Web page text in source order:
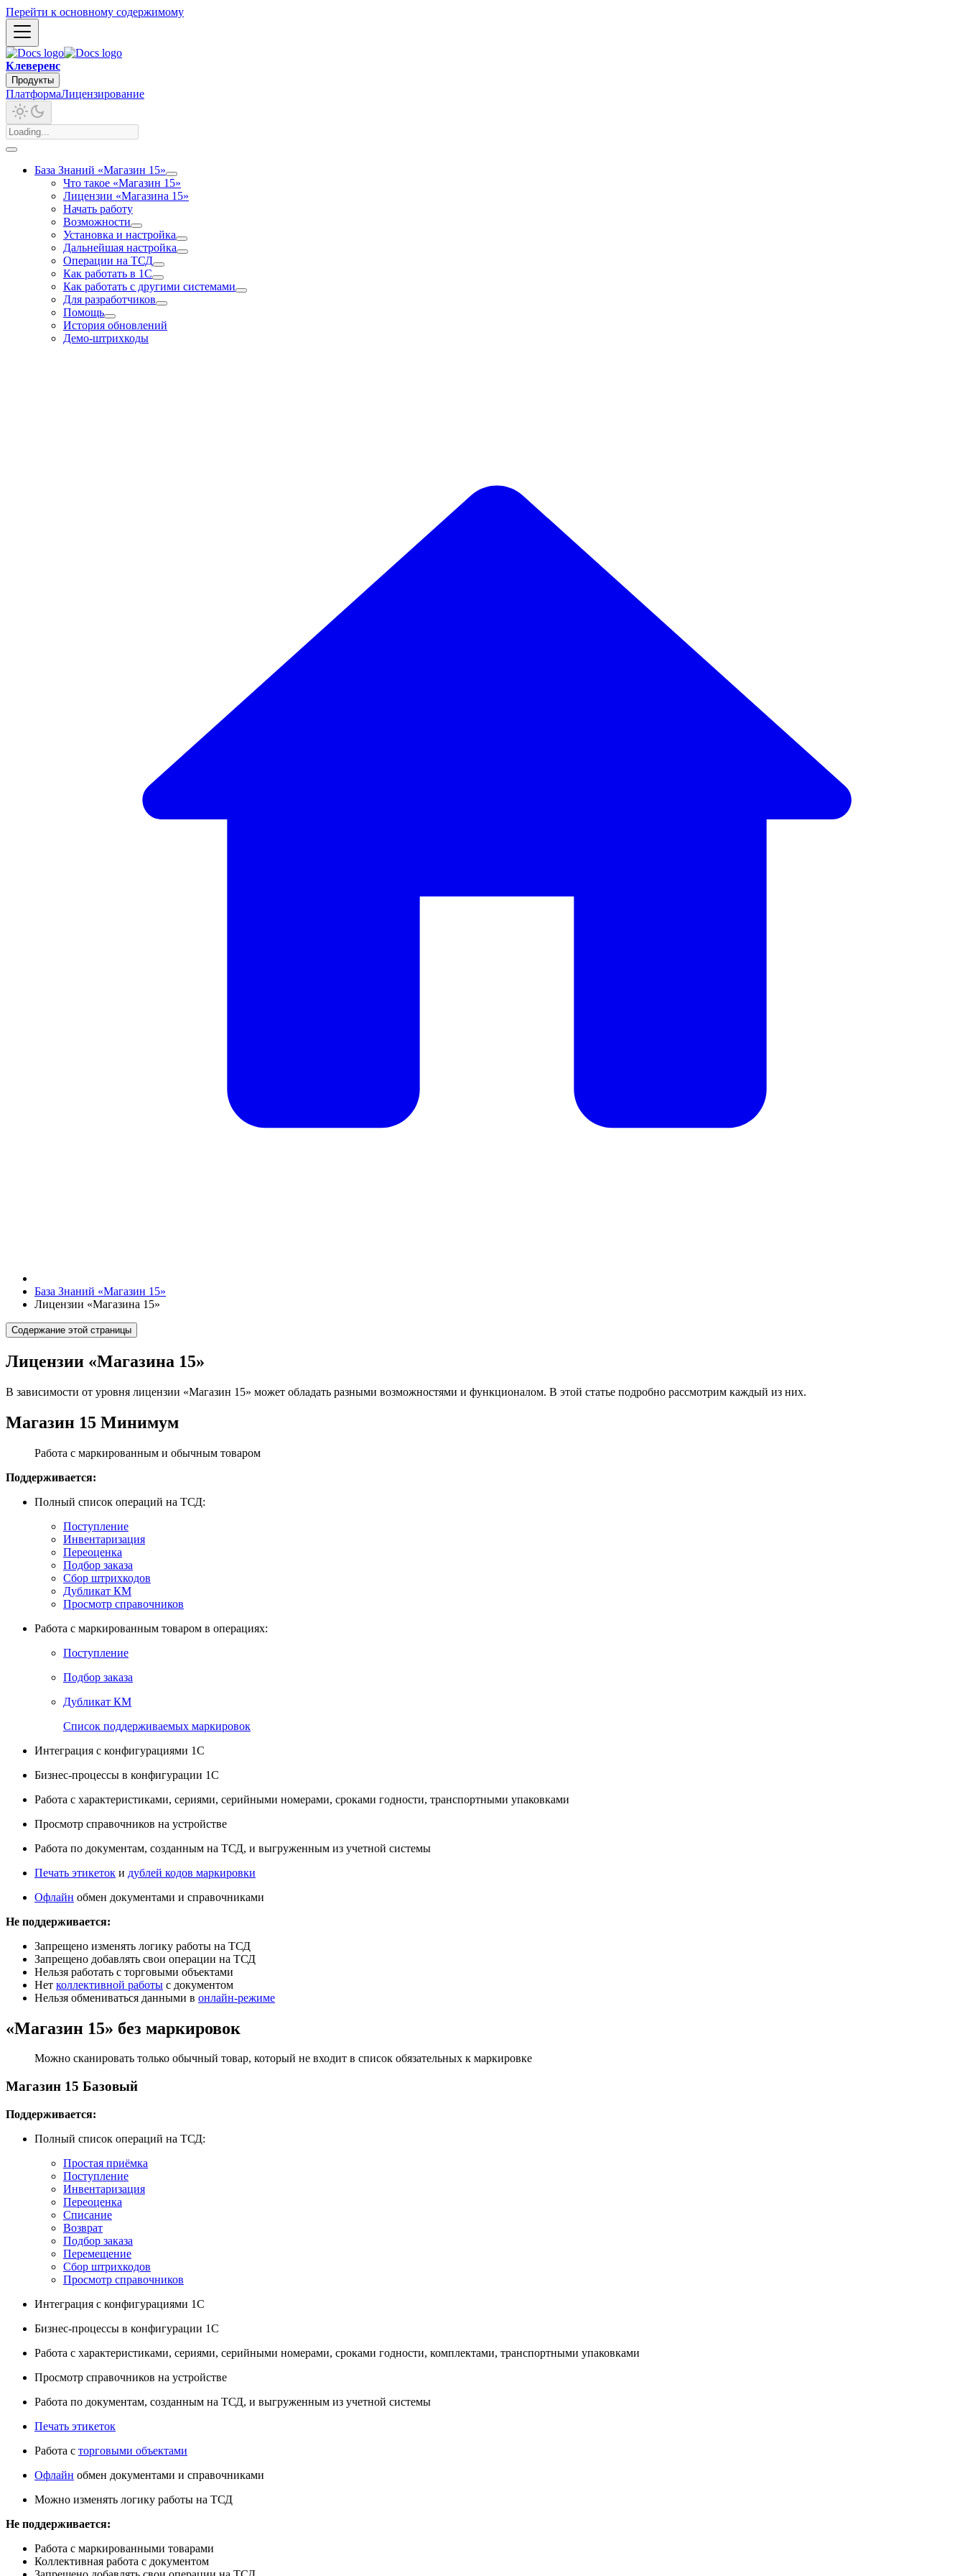
Перейти к основному содержимому
Клеверенс
Продукты
ПлатформаЛицензирование
База Знаний «Магазин 15»
Что такое «Магазин 15»
Лицензии «Магазина 15»
Начать работу
Возможности
Установка и настройка
Дальнейшая настройка
Операции на ТСД
Как работать в 1С
Как работать с другими системами
Для разработчиков
Помощь
История обновлений
Демо-штрихкоды
База Знаний «Магазин 15»
Лицензии «Магазина 15»
Содержание этой страницы
Лицензии «Магазина 15»
В зависимости от уровня лицензии «Магазин 15» может обладать разными возможностями и функционалом. В этой статье подробно рассмотрим каждый из них.
Магазин 15 Минимум
Работа с маркированным и обычным товаром
Поддерживается:
Полный список операций на ТСД:
Поступление
Инвентаризация
Переоценка
Подбор заказа
Сбор штрихкодов
Дубликат КМ
Просмотр справочников
Работа с маркированным товаром в операциях:
Поступление
Подбор заказа
Дубликат КМ
Список поддерживаемых маркировок
Интеграция с конфигурациями 1С
Бизнес-процессы в конфигурации 1С
Работа с характеристиками, сериями, серийными номерами, сроками годности, транспортными упаковками
Просмотр справочников на устройстве
Работа по документам, созданным на ТСД, и выгруженным из учетной системы
Печать этикеток и дублей кодов маркировки
Офлайн обмен документами и справочниками
Не поддерживается:
Запрещено изменять логику работы на ТСД
Запрещено добавлять свои операции на ТСД
Нельзя работать с торговыми объектами
Нет коллективной работы с документом
Нельзя обмениваться данными в онлайн-режиме
«Магазин 15» без маркировок
Можно сканировать только обычный товар, который не входит в список обязательных к маркировке
Магазин 15 Базовый
Поддерживается:
Полный список операций на ТСД:
Простая приёмка
Поступление
Инвентаризация
Переоценка
Списание
Возврат
Подбор заказа
Перемещение
Сбор штрихкодов
Просмотр справочников
Интеграция с конфигурациями 1С
Бизнес-процессы в конфигурации 1С
Работа с характеристиками, сериями, серийными номерами, сроками годности, комплектами, транспортными упаковками
Просмотр справочников на устройстве
Работа по документам, созданным на ТСД, и выгруженным из учетной системы
Печать этикеток
Работа с торговыми объектами
Офлайн обмен документами и справочниками
Можно изменять логику работы на ТСД
Не поддерживается:
Работа с маркированными товарами
Коллективная работа с документом